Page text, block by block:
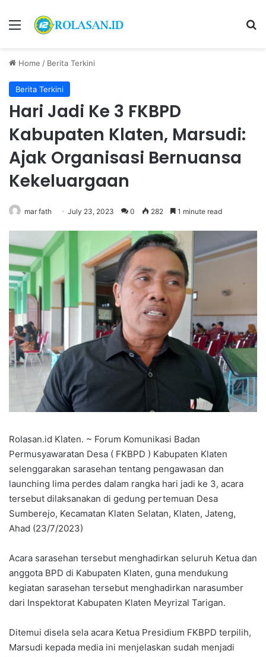
Menu
Home / Berita Terkini
Berita Terkini
Hari Jadi Ke 3 FKBPD
Kabupaten Klaten, Marsudi:
Ajak Organisasi Bernuansa
Kekeluargaan
mar fath July 23, 2023 0 282 1 minute read
Rolasan.id Klaten. ~ Forum Komunikasi Badan
Permusyawaratan Desa ( FKBPD ) Kabupaten Klaten
selenggarakan sarasehan tentang pengawasan dan
launching lima perdes dalam rangka hari jadi ke 3, acara
tersebut dilaksanakan di gedung pertemuan Desa
Sumberejo, Kecamatan Klaten Selatan, Klaten, Jateng,
Ahad (23/7/2023)
Acara sarasehan tersebut menghadirkan seluruh Ketua dan
anggota BPD di Kabupaten Klaten, guna mendukung
kegiatan sarasehan tersebut menghadirkan narasumber
dari Inspektorat Kabupaten Klaten Meyrizal Tarigan.
Ditemui disela sela acara Ketua Presidium FKBPD terpilih,
Marsudi kepada media ini menjelaskan sudah menjadi